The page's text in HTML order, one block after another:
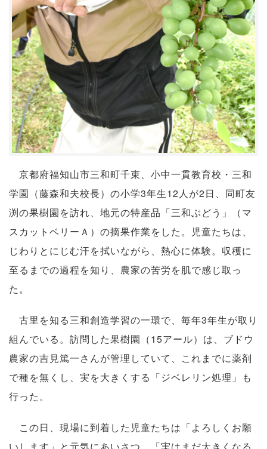
京都府福知山市三和町千束、小中一貫教育校・三和
学園（藤森和夫校長）の小学3年生12人が2日、同町友
渕の果樹園を訪れ、地元の特産品「三和ぶどう」（マ
スカットベリーＡ）の摘果作業をした。児童たちは、
じわりとにじむ汗を拭いながら、熱心に体験。収穫に
至るまでの過程を知り、農家の苦労を肌で感じ取っ
た。
古里を知る三和創造学習の一環で、毎年3年生が取り
組んでいる。訪問した果樹園（15アール）は、ブドウ
農家の吉見篤一さんが管理していて、これまでに薬剤
で種を無くし、実を大きくする「ジベレリン処理」も
行った。
この日、現場に到着した児童たちは「よろしくお願